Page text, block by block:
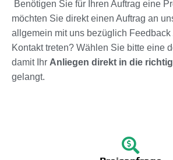
Benötigen Sie für Ihren Auftrag eine
möchten Sie direkt einen Auftrag an
allgemein mit uns bezüglich Feedback
Kontakt treten? Wählen Sie bitte eine
damit Ihr Anliegen direkt in die
gelangt.